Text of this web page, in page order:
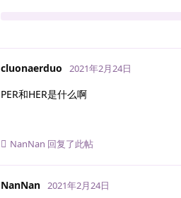
cluonaerduo 2021年2月24日
PER和HER是什么啊
NanNan 回复了此帖
NanNan 2021年2月24日